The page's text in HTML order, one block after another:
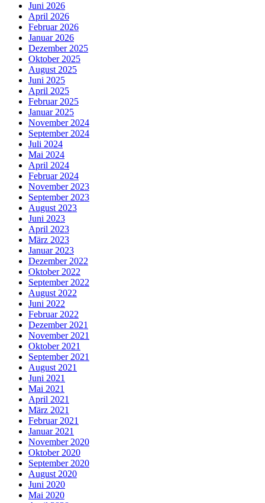
Juni 2026
April 2026
Februar 2026
Januar 2026
Dezember 2025
Oktober 2025
August 2025
Juni 2025
April 2025
Februar 2025
Januar 2025
November 2024
September 2024
Juli 2024
Mai 2024
April 2024
Februar 2024
November 2023
September 2023
August 2023
Juni 2023
April 2023
März 2023
Januar 2023
Dezember 2022
Oktober 2022
September 2022
August 2022
Juni 2022
Februar 2022
Dezember 2021
November 2021
Oktober 2021
September 2021
August 2021
Juni 2021
Mai 2021
April 2021
März 2021
Februar 2021
Januar 2021
November 2020
Oktober 2020
September 2020
August 2020
Juni 2020
Mai 2020